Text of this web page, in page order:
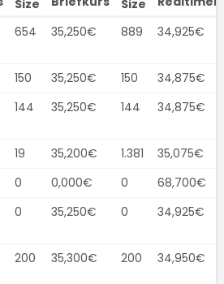
Size Size
654 35,250€ 889 34,925€
150 35,250€ 150
34,875€
144 35,250€ 144 34,875€
19 35,200€ 1.381
35,075€
0 0,000€ 0
68,700€
0 35,250€ 0 34,925€
200 35,300€ 200 34,950€